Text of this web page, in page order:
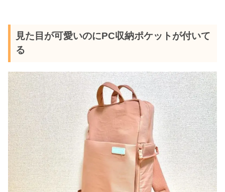
見た目が可愛いのにPC収納ポケットが付いて
る